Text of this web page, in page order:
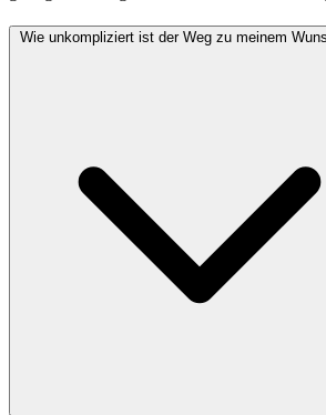
Wie unkompliziert ist der Weg zu meinem